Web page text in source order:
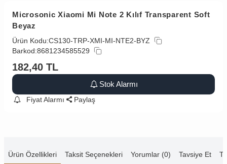
Microsonic Xiaomi Mi Note 2 Kılıf Transparent Soft
Beyaz
Ürün Kodu:CS130-TRP-XMI-MI-NTE2-BYZ
Barkod:8681234585529
182,40 TL
Stok Alarmı
Fiyat Alarmı Paylaş
Ürün Özellikleri Taksit Seçenekleri Yorumlar (0) Tavsiye Et